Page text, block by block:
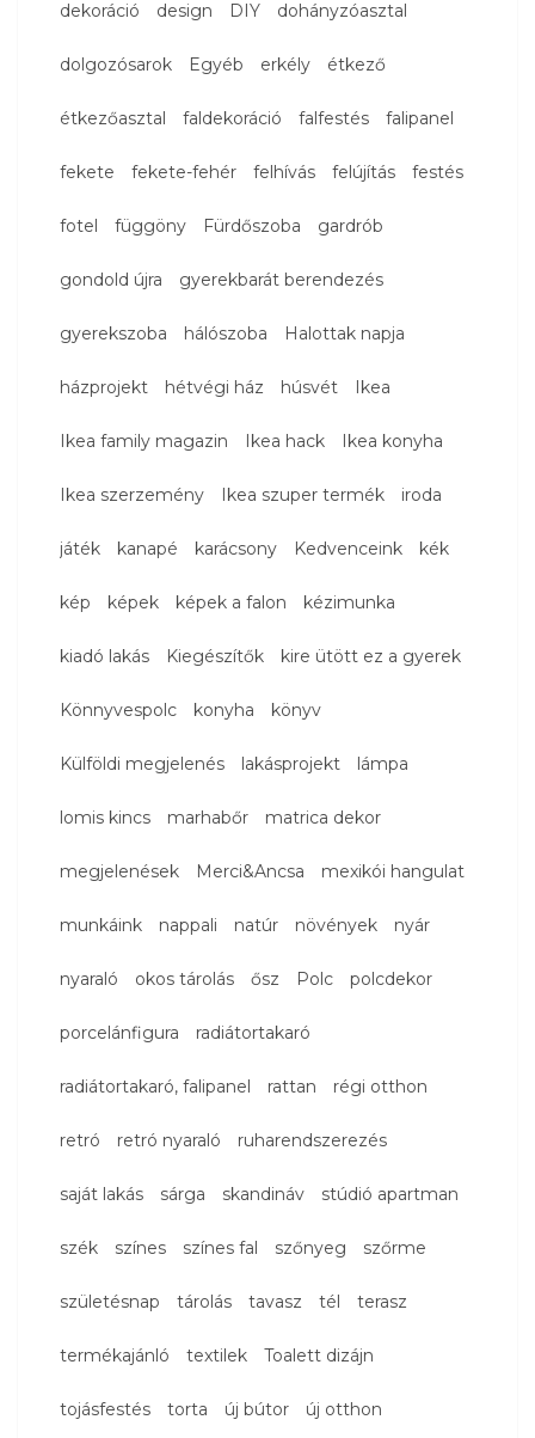
dekoráció design DIY dohányzóasztal
dolgozósarok Egyéb erkély étkező
étkezőasztal faldekoráció falfestés falipanel
fekete fekete-fehér felhívás felújítás festés
fotel függöny Fürdőszoba gardrób
gondold újra gyerekbarát berendezés
gyerekszoba hálószoba Halottak napja
házprojekt hétvégi ház húsvét Ikea
Ikea family magazin Ikea hack Ikea konyha
Ikea szerzemény Ikea szuper termék iroda
játék kanapé karácsony Kedvenceink kék
kép képek képek a falon kézimunka
kiadó lakás Kiegészítők kire ütött ez a gyerek
Könnyvespolc konyha könyv
Külföldi megjelenés lakásprojekt lámpa
lomis kincs marhabőr matrica dekor
megjelenések Merci&Ancsa mexikói hangulat
munkáink nappali natúr növények nyár
nyaraló okos tárolás ősz Polc polcdekor
porcelánfigura radiátortakaró
radiátortakaró, falipanel rattan régi otthon
retró retró nyaraló ruharendszerezés
saját lakás sárga skandináv stúdió apartman
szék színes színes fal szőnyeg szőrme
születésnap tárolás tavasz tél terasz
termékajánló textilek Toalett dizájn
tojásfestés torta új bútor új otthon